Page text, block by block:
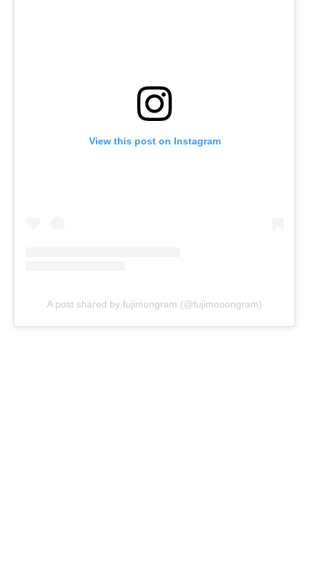
View this post on Instagram
A post shared by fujimongram (@fujimooongram)